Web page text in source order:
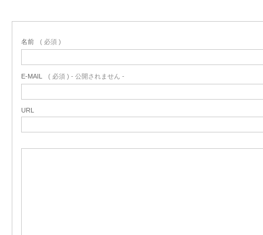
名前 ( 必須 )
E-MAIL ( 必須 ) - 公開されません -
URL